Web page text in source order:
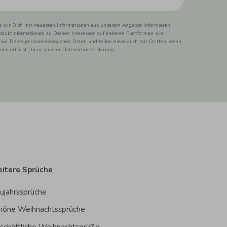
Dich mit neuesten Informationen aus unserem Angebot informieren
zu Deinen Interessen auf anderen Plattformen wie
Deine personenbezogenen Daten und teilen diese auch mit Dritten, wenn
erhätst Du in unserer Datenschutzerklärung.
Sprüche
Weihnachtssprüche